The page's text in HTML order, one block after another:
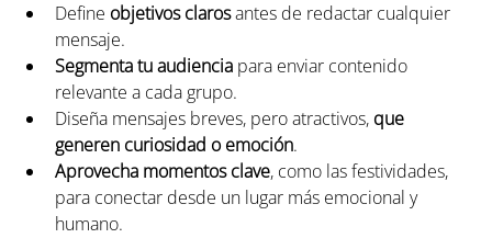
Define objetivos claros antes de redactar cualquier
mensaje.
Segmenta tu audiencia para enviar contenido
relevante a cada grupo.
Diseña mensajes breves, pero atractivos, que
generen curiosidad o emoción.
Aprovecha momentos clave, como las festividades,
para conectar desde un lugar más emocional y
humano.